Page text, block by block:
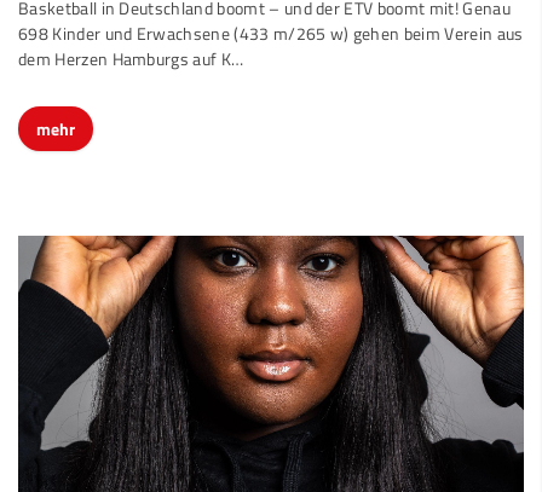
Basketball in Deutschland boomt – und der ETV boomt mit! Genau
698 Kinder und Erwachsene (433 m/265 w) gehen beim Verein aus
dem Herzen Hamburgs auf K…
mehr